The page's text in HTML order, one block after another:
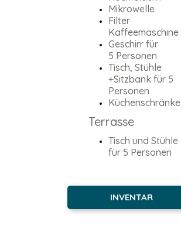
Mikrowelle
Filter
Kaffeemaschine
Geschirr für
5 Personen
Tisch, Stühle
+Sitzbank für 5
Personen
Küchenschränke
Terrasse
Tisch und Stühle
für 5 Personen
INVENTAR